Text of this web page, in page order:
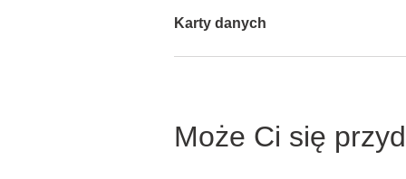
Karty danych
Może Ci się